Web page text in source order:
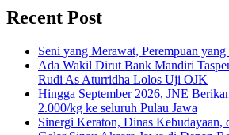
Recent Post
Seni yang Merawat, Perempuan
Ada Wakil Dirut Bank Mandiri
Rudi As Aturridha Lolos Uji OJK
Hingga September 2026, JNE
2.000/kg ke seluruh Pulau Jawa
Sinergi Keraton, Dinas Kebudayaan,